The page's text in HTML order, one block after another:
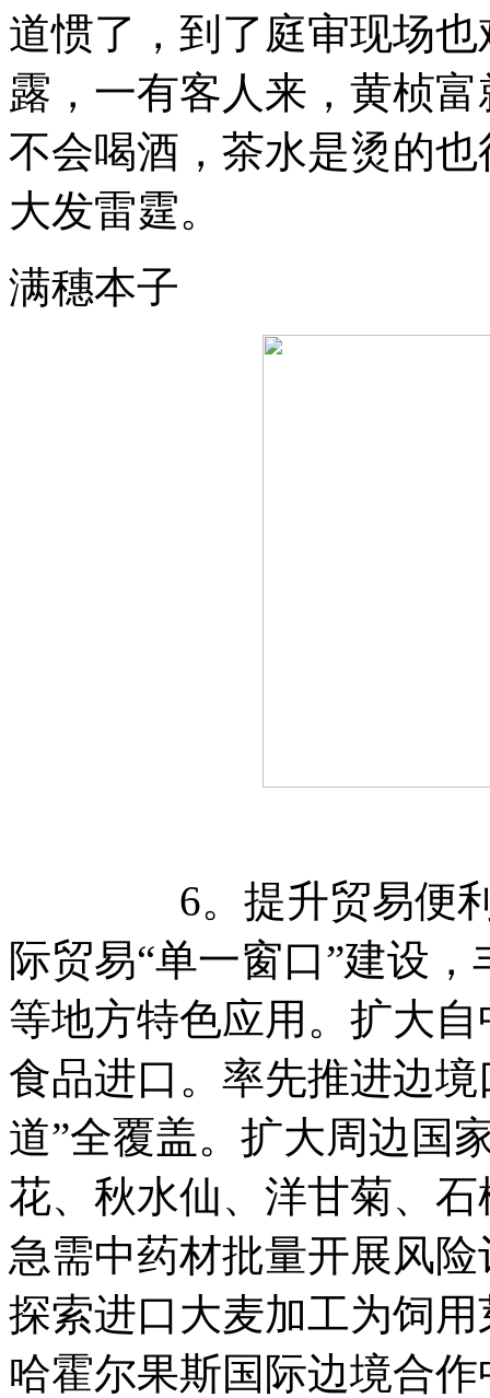
道惯了，到了庭审现场
露，一有客人来，黄桢
不会喝酒，茶水是烫的
大发雷霆。
满穗本子
6。提升贸易便利化
际贸易“单一窗口”建设
等地方特色应用。扩大
食品进口。率先推进边
道”全覆盖。扩大周边国
花、秋水仙、洋甘菊、
急需中药材批量开展风
探索进口大麦加工为饲
哈霍尔果斯国际边境合